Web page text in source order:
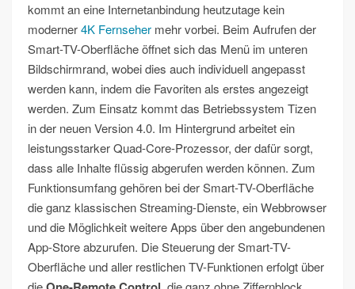
kommt an eine Internetanbindung heutzutage kein
moderner4K Fernseher mehr vorbei. Beim Aufrufen der
Smart-TV-Oberfläche öffnet sich das Menü im unteren
Bildschirmrand, wobei dies auch individuell angepasst
werden kann, indem die Favoriten als erstes angezeigt
werden. Zum Einsatz kommt das Betriebssystem Tizen
in der neuen Version 4.0. Im Hintergrund arbeitet ein
leistungsstarker Quad-Core-Prozessor, der dafür sorgt,
dass alle Inhalte flüssig abgerufen werden können. Zum
Funktionsumfang gehören bei der Smart-TV-Oberfläche
die ganz klassischen Streaming-Dienste, ein Webbrowser
und die Möglichkeit weitere Apps über den angebundenen
App-Store abzurufen. Die Steuerung der Smart-TV-
Oberfläche und aller restlichen TV-Funktionen erfolgt über